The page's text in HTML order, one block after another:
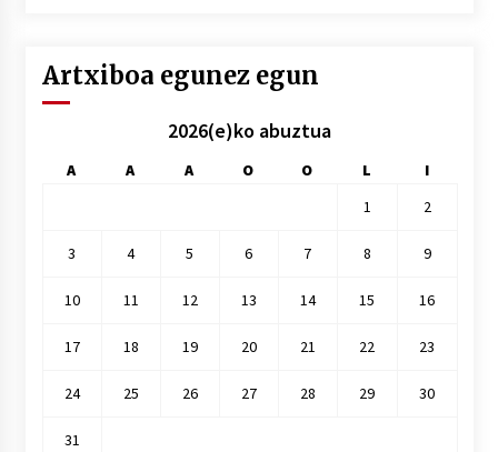
Artxiboa egunez egun
2026(e)ko abuztua
A A A O O L
I
1
2
3 4 5 6 7 8 9
10 11 12 13 14 15 16
17 18 19 20 21 22 23
24 25 26 27 28 29 30
31